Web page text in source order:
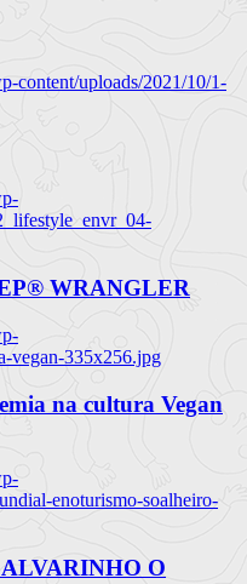
content/uploads/2021/10/1-
WRANGLER
vegan-335x256.jpg
na cultura Vegan
enoturismo-soalheiro-
O